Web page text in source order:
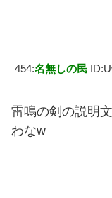
454:名無しの民
雷鳴の剣の説明
わなw